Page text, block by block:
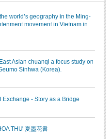
world’s geography in the Ming-
movement in Vietnam in
Asian chuanqi a focus study on
Sinhwa (Korea).
- Story as a Bridge
THƯ 夏墨花書